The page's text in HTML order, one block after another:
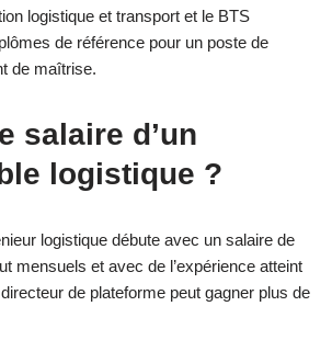
logistique et transport et le BTS
de référence pour un poste de
de maîtrise.
salaire d’un
logistique ?
logistique débute avec un salaire de
mensuels et avec de l’expérience atteint
de plateforme peut gagner plus de